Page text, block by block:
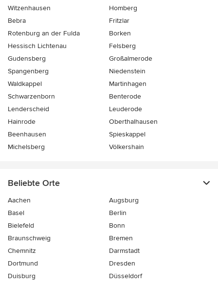
Witzenhausen
Homberg
Bebra
Fritzlar
Rotenburg an der Fulda
Borken
Hessisch Lichtenau
Felsberg
Gudensberg
Großalmerode
Spangenberg
Niedenstein
Waldkappel
Martinhagen
Schwarzenborn
Benterode
Lenderscheid
Leuderode
Hainrode
Oberthalhausen
Beenhausen
Spieskappel
Michelsberg
Völkershain
Beliebte Orte
Aachen
Augsburg
Basel
Berlin
Bielefeld
Bonn
Braunschweig
Bremen
Chemnitz
Darmstadt
Dortmund
Dresden
Duisburg
Düsseldorf